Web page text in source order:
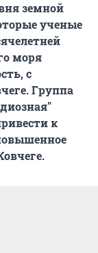
земной
ученые
моря
с
Группа
к